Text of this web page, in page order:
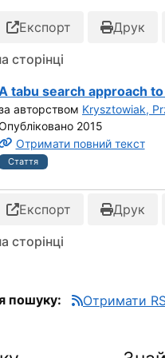
Експорт Друк
сторінці
під номером 1
tabu search approach
авторством Krysztowiak,
2015
Отримати повний текст
Стаття
Експорт Друк
сторінці
пошуку: Отримати